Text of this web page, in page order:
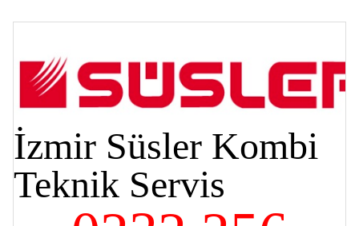
İzmir Süsler Kombi
Teknik Servis